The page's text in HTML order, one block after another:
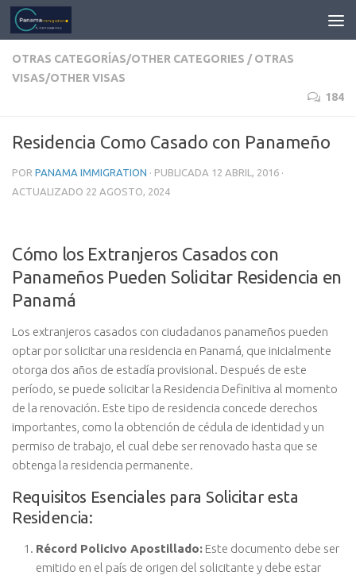
OTRAS CATEGORÍAS/OTHER CATEGORIES / OTRAS
VISAS/OTHER VISAS
184
Residencia Como Casado con Panameño
POR PANAMA IMMIGRATION · PUBLICADA 12 ABRIL, 2016 ·
ACTUALIZADO 22 AGOSTO, 2024
Cómo los Extranjeros Casados con
Panameños Pueden Solicitar Residencia en
Panamá
Los extranjeros casados con ciudadanos panameños pueden
optar por solicitar una residencia en Panamá, que inicialmente
otorga dos años de estadía provisional. Después de este
período, se puede solicitar la Residencia Definitiva al momento
de la renovación. Este tipo de residencia concede derechos
importantes, como la obtención de cédula de identidad y un
permiso de trabajo, el cual debe ser renovado hasta que se
obtenga la residencia permanente.
Requisitos Esenciales para Solicitar esta
Residencia:
Récord Policivo Apostillado: Este documento debe ser
emitido en el país de origen del solicitante y debe estar